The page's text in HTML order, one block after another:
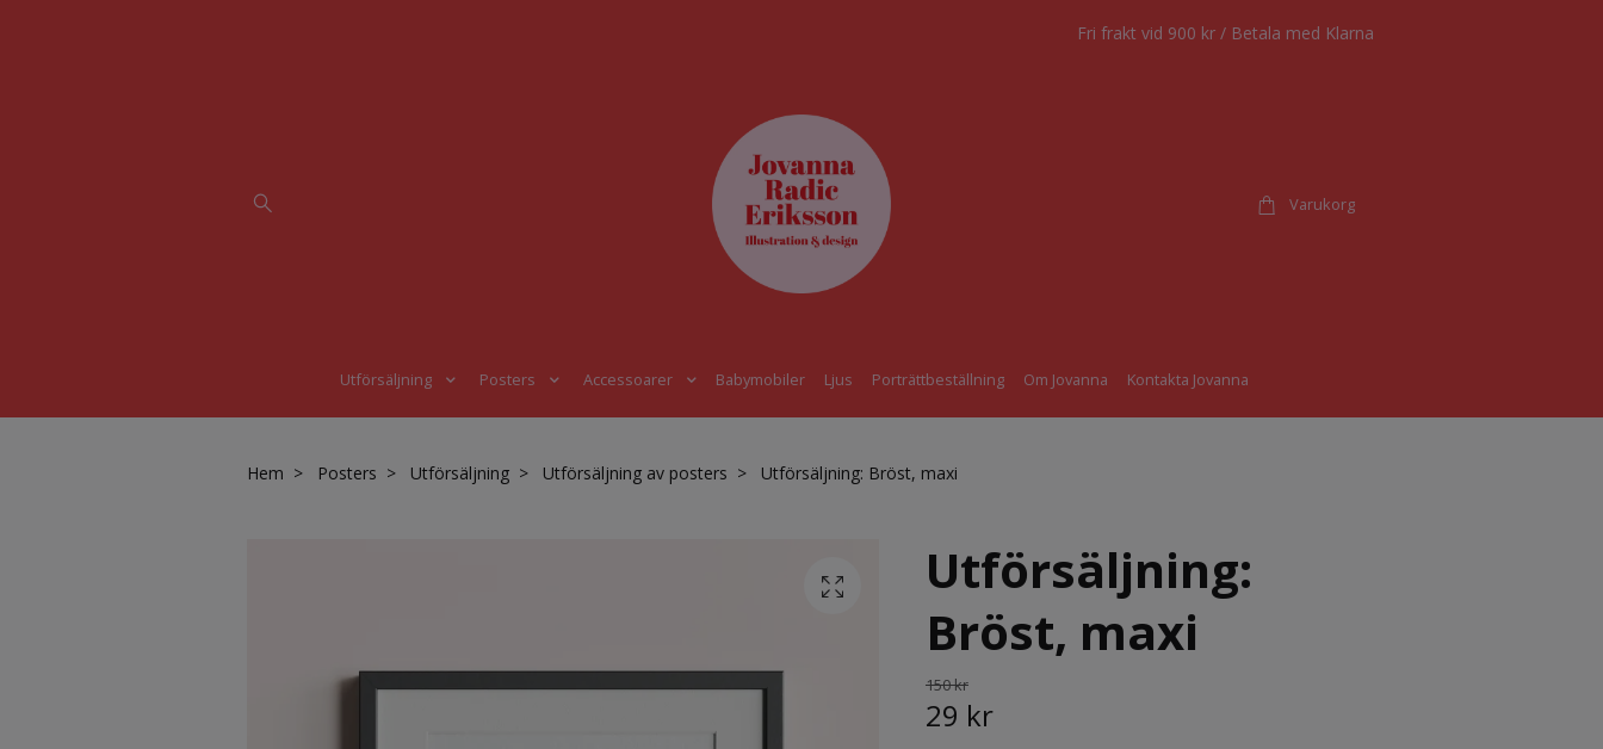
Fri frakt vid 900 kr / Betala med Klarna
Varukorg
Utförsäljning Posters Accessoarer Babymobiler Ljus Porträttbeställning Om Jovanna Kontakta Jovanna
Hem Posters Utförsäljning Utförsäljning av posters Utförsäljning: Bröst, maxi
Utförsäljning:
Bröst, maxi
150 kr
29 kr